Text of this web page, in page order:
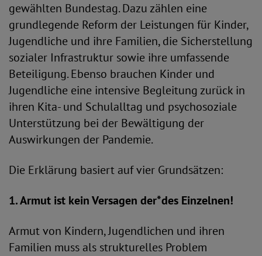
gewählten Bundestag. Dazu zählen eine
grundlegende Reform der Leistungen für Kinder,
Jugendliche und ihre Familien, die Sicherstellung
sozialer Infrastruktur sowie ihre umfassende
Beteiligung. Ebenso brauchen Kinder und
Jugendliche eine intensive Begleitung zurück in
ihren Kita- und Schulalltag und psychosoziale
Unterstützung bei der Bewältigung der
Auswirkungen der Pandemie.
Die Erklärung basiert auf vier Grundsätzen:
1. Armut ist kein Versagen der*des Einzelnen!
Armut von Kindern, Jugendlichen und ihren
Familien muss als strukturelles Problem